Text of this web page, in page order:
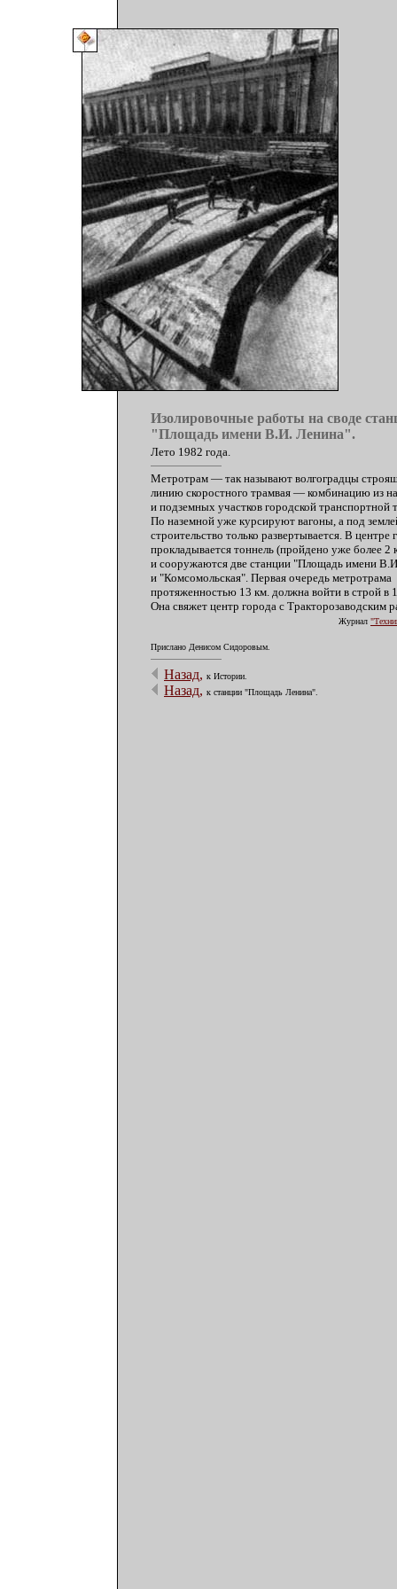
Изолировочные работы на своде
"Площадь имени В.И. Ленина".
Лето 1982 года.
Метротрам — так называют волгоградцы
линию скоростного трамвая — комбинацию из
и подземных участков городской транспортной
По наземной уже курсируют вагоны, а под
строительство только развертывается. В центре
прокладывается тоннель (пройдено уже более 2
и сооружаются две станции "Площадь имени
и "Комсомольская". Первая очередь метротрама
протяженностью 13 км. должна войти в строй в
Она свяжет центр города с Тракторозаводским
Журнал
Прислано Денисом Сидоровым.
Назад, к Истории.
Назад, к станции "Площадь Ленина".